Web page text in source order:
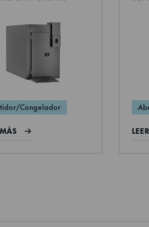
Altura (en caja)
Height (packed,
Estructura de
grupo frigorífico
de CO₂
Congelador